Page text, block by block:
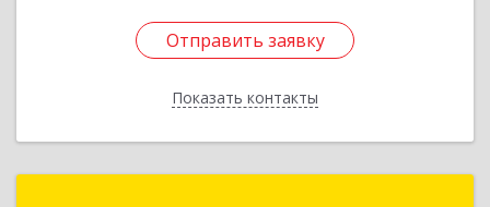
Отправить заявку
Показать контакты
Отправить заявку
Назад